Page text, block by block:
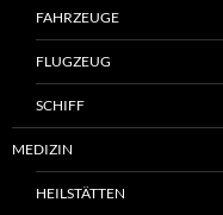
FAHRZEUGE
FLUGZEUG
SCHIFF
MEDIZIN
HEILSTÄTTEN